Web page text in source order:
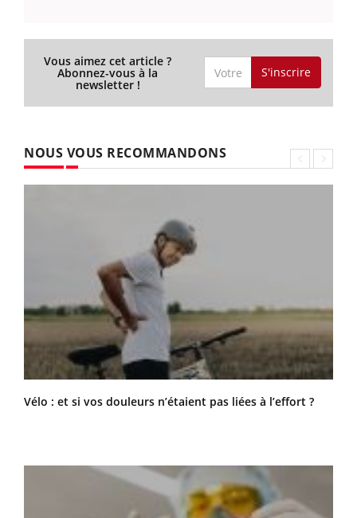
Vous aimez cet article ?
Abonnez-vous à la
newsletter !
S'inscrire
NOUS VOUS RECOMMANDONS
Vélo : et si vos douleurs n’étaient pas liées à l’effort ?